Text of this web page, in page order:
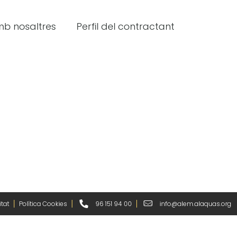
nosaltres Perfil del contractant
Política Cookies 96 151 94 00 info@alem.alaquas.org